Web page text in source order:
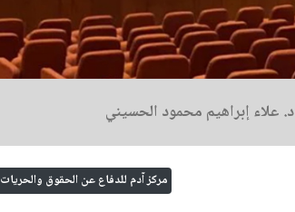
د. علاء إبراهيم محمود الحسيني
مركز آدم للدفاع عن الحقوق والحريات